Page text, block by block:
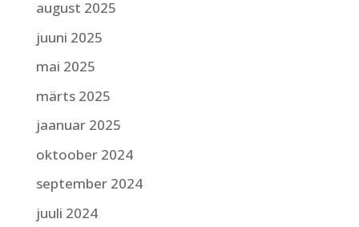
august 2025
juuni 2025
mai 2025
märts 2025
jaanuar 2025
oktoober 2024
september 2024
juuli 2024